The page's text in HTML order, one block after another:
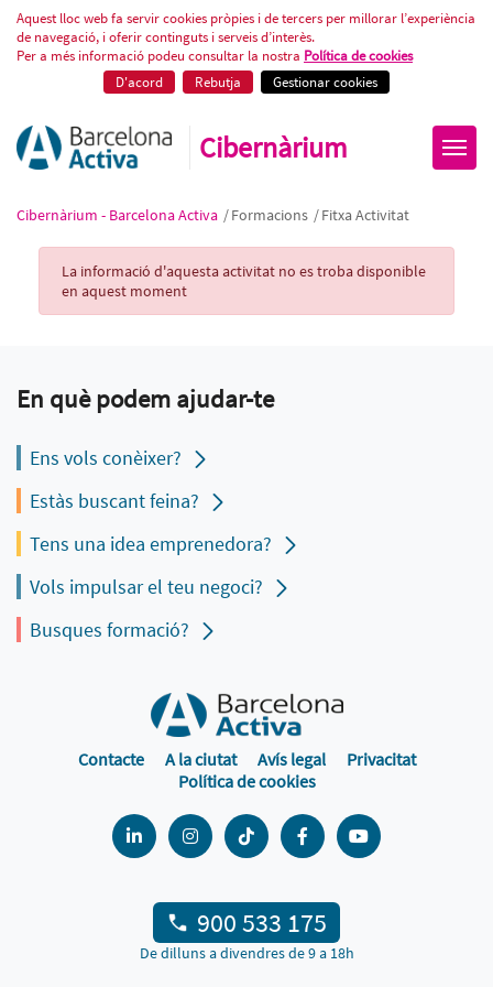
Fitxa Activitat
Aquest lloc web fa servir cookies pròpies i de tercers per millorar l’experiència
de navegació, i oferir continguts i serveis d’interès.
Per a més informació podeu consultar la nostra Política de cookies
D'acord
Rebutja Gestionar cookies
Cibernàrium
Cibernàrium - Barcelona Activa /Formacions /Fitxa Activitat
Activity Record
La informació d'aquesta activitat no es troba disponible
en aquest moment
En què podem ajudar-te
Ens vols conèixer?
Estàs buscant feina?
Tens una idea emprenedora?
Vols impulsar el teu negoci?
Busques formació?
Contacte A la ciutat Avís legal
Privacitat
Política de cookies
900 533 175
De dilluns a divendres de 9 a 18h